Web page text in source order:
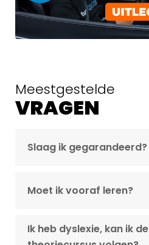
Meestgestelde
VRAGEN
Slaag ik gegarandeerd?
Moet ik vooraf leren?
Ik heb dyslexie, kan ik de